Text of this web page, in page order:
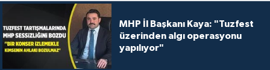
MHP İl Başkanı Kaya: "Tuzfest
üzerinden algı operasyonu
yapılıyor"